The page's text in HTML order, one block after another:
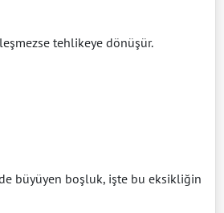
tehlikeye dönüşür.
büyüyen boşluk, işte bu eksikliğin